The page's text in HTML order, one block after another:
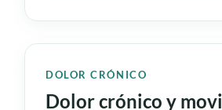
DOLOR CRÓNICO
Dolor crónico y